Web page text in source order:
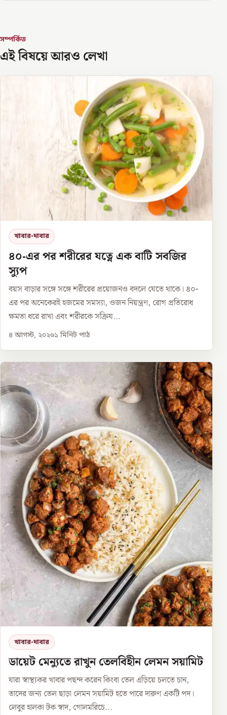
সম্পর্কিত
এই বিষয়ে আরও লেখা
খাবার-দাবার
৪০-এর পর শরীরের যত্নে এক বাটি সবজির
স্যুপ
বয়স বাড়ার সঙ্গে সঙ্গে শরীরের প্রয়োজনও বদলে যেতে থাকে। ৪০-
এর পর অনেকেরই হজমের সমস্যা, ওজন নিয়ন্ত্রণ, রোগ প্রতিরোধ
ক্ষমতা ধরে রাখা এবং শরীরকে সক্রিয...
৪ আগস্ট, ২০২৬১ মিনিট পাঠ
খাবার-দাবার
ডায়েট মেন্যুতে রাখুন তেলবিহীন লেমন সয়ামিট
যারা স্বাস্থ্যকর খাবার পছন্দ করেন কিংবা তেল এড়িয়ে চলতে চান,
তাদের জন্য তেল ছাড়া লেমন সয়ামিট হতে পারে দারুণ একটি পদ।
লেবুর হালকা টক স্বাদ, গোলমরিচে...